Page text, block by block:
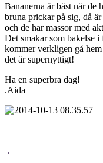
Bananerna är bäst när de
bruna prickar på sig, då är
och de har massor med
Det smakar som bakelse
kommer verkligen gå
det är supernyttigt!
Ha en superbra dag!
.Aida
.